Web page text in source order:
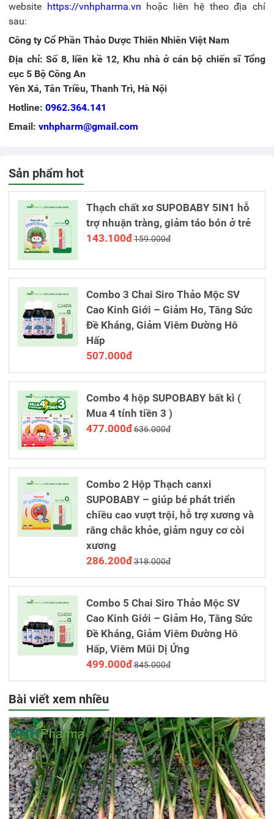
website https://vnhpharma.vn hoặc liên hệ theo địa chỉ
sau:
Công ty Cổ Phần Thảo Dược Thiên Nhiên Việt Nam
Địa chỉ: Số 8, liền kề 12, Khu nhà ở cán bộ chiến sĩ Tổng
cục 5 Bộ Công An
Yên Xá, Tân Triều, Thanh Trì, Hà Nội
Hotline: 0962.364.141
Email: vnhpharm@gmail.com
Sản phẩm hot
Thạch chất xơ SUPOBABY 5IN1 hỗ
trợ nhuận tràng, giảm táo bón ở trẻ
143.100đ159.000đ
Combo 3 Chai Siro Thảo Mộc SV
Cao Kinh Giới – Giảm Ho, Tăng Sức
Đề Kháng, Giảm Viêm Đường Hô
Hấp
507.000đ
Combo 4 hộp SUPOBABY bất kì (
Mua 4 tính tiền 3 )
477.000đ636.000đ
Combo 2 Hộp Thạch canxi
SUPOBABY – giúp bé phát triển
chiều cao vượt trội, hỗ trợ xương và
răng chắc khỏe, giảm nguy cơ còi
xương
286.200đ318.000đ
Combo 5 Chai Siro Thảo Mộc SV
Cao Kinh Giới – Giảm Ho, Tăng Sức
Đề Kháng, Giảm Viêm Đường Hô
Hấp, Viêm Mũi Dị Ứng
499.000đ845.000đ
Bài viết xem nhiều